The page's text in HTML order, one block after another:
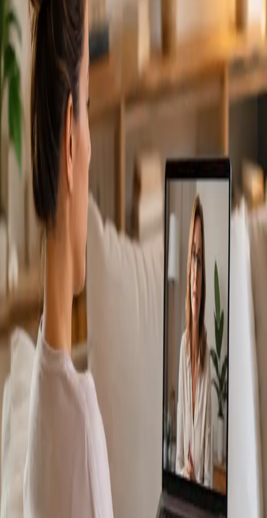
From
€79
Duration
15 min
Más información: Cardiología Especialista
Reservar cita
Specialist
Consulta Diagnostico vascular
Duration
Consulta Diagnostico vascular
Reservar
cita
Specialist
Consulta Online Flebologia y Linfologia
From
€150
Duration
Consulta Online Flebologia y Linfologia
Reservar cita
Dermatología Especialista